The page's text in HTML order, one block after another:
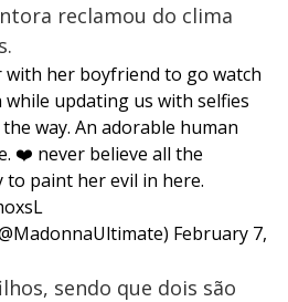
reclamou do clima
her boyfriend to go watch
updating us with selfies
way. An adorable human
❤️ never believe all the
paint her evil in here.
February 7,
sendo que dois são